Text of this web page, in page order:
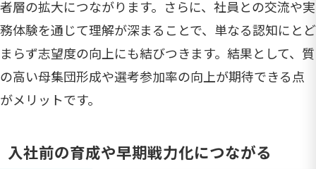
者層の拡大につながります。さらに、社員との交流や実
務体験を通じて理解が深まることで、単なる認知にとど
まらず志望度の向上にも結びつきます。結果として、質
の高い母集団形成や選考参加率の向上が期待できる点
がメリットです。
入社前の育成や早期戦力化につながる